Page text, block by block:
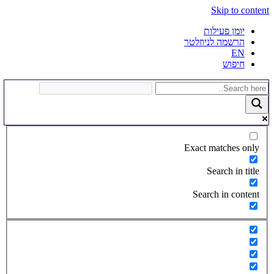
Skip to content
יומן פעילות
הרשמה לניוזלטר
EN
חיפוש
Exact matches only
Search in title
Search in content